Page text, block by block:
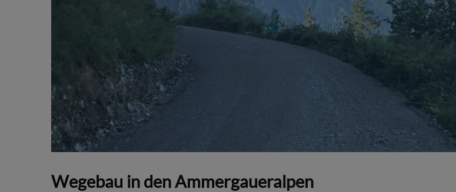
Wegebau in den Ammergaueralpen